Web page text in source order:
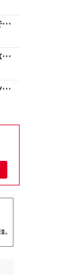
デジタルマーケティングの領域で、海外というステージに
どういう広報ができるとベストなのか
自分たちが最先端のマーケティングを目指す